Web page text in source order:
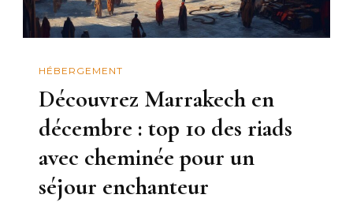
HÉBERGEMENT
Découvrez Marrakech en
décembre : top 10 des riads
avec cheminée pour un
séjour enchanteur